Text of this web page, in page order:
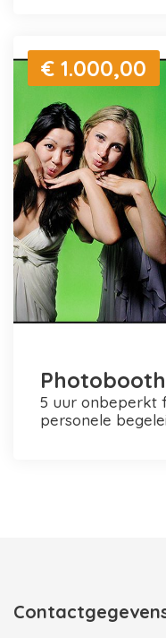
€ 1.000,00
5 uur onbeperkt foto's maken en printen +
personele